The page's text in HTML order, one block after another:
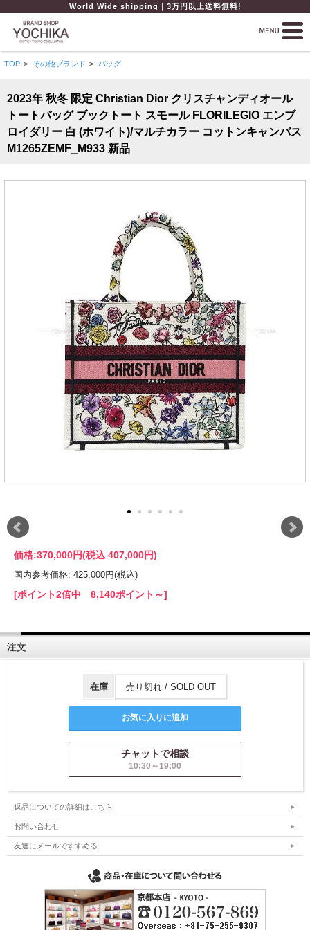
World Wide shipping｜3万円以上送料無料!
TOP > その他ブランド > バッグ
2023年 秋冬 限定 Christian Dior クリスチャンディオール
トートバッグ ブックトート スモール FLORILEGIO エンブ
ロイダリー 白 (ホワイト)/マルチカラー コットンキャンバス
M1265ZEMF_M933 新品
価格:370,000円(税込 407,000円)
国内参考価格: 425,000円(税込)
[ポイント2倍中 8,140ポイント～]
注文
在庫 売り切れ / SOLD OUT
チャットで相談
10:30～19:00
返品についての詳細はこちら
お問い合わせ
友達にメールですすめる